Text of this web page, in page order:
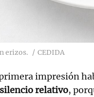
erizos. CEDIDA
impresión
silencio relativo,